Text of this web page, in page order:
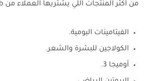
من أكثر المنتجات اللي يشتريها العملاء من iHerb:
الفيتامينات اليومية.
الكولاجين للبشرة والشعر.
أوميجا 3.